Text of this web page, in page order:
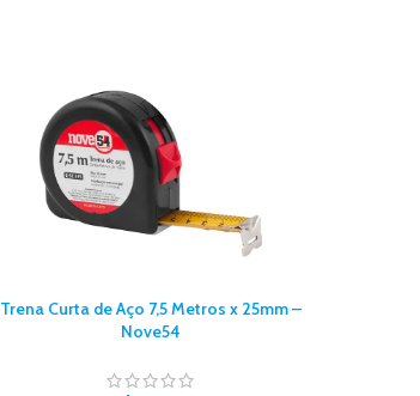
Trena Curta de Aço 7,5 Metros x 25mm –
Nove54